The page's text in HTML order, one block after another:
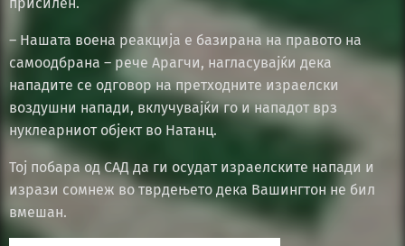
– Нашата воена реакција е базирана на правото на
самоодбрана – рече Арагчи, нагласувајќи дека
нападите се одговор на претходните израелски
воздушни напади, вклучувајќи го и нападот врз
нуклеарниот објект во Натанц.
Тој побара од САД да ги осудат израелските напади и
изрази сомнеж во тврдењето дека Вашингтон не бил
вмешан.